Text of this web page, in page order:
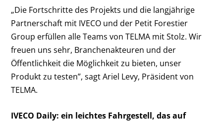
„Die Fortschritte des Projekts und die langjährige
Partnerschaft mit IVECO und der Petit Forestier
Group erfüllen alle Teams von TELMA mit Stolz. Wir
freuen uns sehr, Branchenakteuren und der
Öffentlichkeit die Möglichkeit zu bieten, unser
Produkt zu testen”, sagt Ariel Levy, Präsident von
TELMA.
IVECO Daily: ein leichtes Fahrgestell, das auf